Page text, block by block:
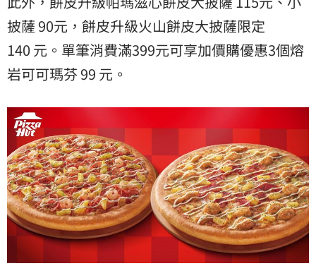
披薩 90元，餅皮升級火山餅皮大披薩限定
140 元。單筆消費滿399元可享加價購優惠3個熔
岩可可瑪芬 99 元。